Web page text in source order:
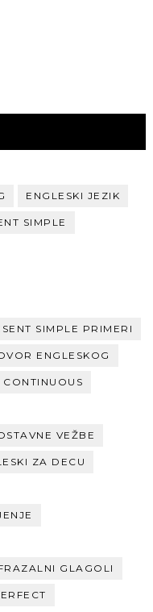
ENGLESKI JEZIK
SIMPLE
SIMPLE PRIMERI
ENGLESKOG
CONTINUOUS
VEŽBE
ZA DECU
GLAGOLI